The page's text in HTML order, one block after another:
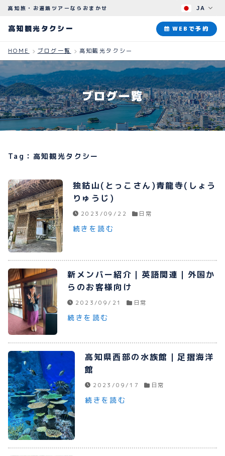
高知観光タクシー
ABOUT
観光タクシーについて
PLAN
観光プラン
ブログ
よくある質問
プライバシーポリシー
お問い合わせ
080-1481-9900
メールで予約
JA
高知旅・お遍路ツアーならおまかせ
高知観光タクシー WEBで予約
HOME ブログ一覧 高知観光タクシー
ブログ一覧
Tag：高知観光タクシー
独鈷山(とっこさん)青龍寺(しょう
りゅうじ)
2023/09/22 日常
続きを読む
新メンバー紹介｜英語関連｜外国か
らのお客様向け
2023/09/21 日常
続きを読む
高知県西部の水族館｜足摺海洋
館
2023/09/17 日常
続きを読む